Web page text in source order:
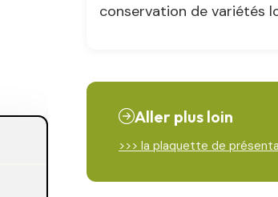
conservation de variétés
Aller plus loin
>>> la plaquette de